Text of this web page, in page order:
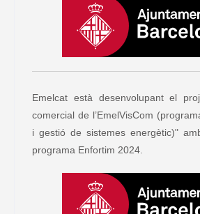
Emelcat està desenvolupant el
comercial de l’EmelVisCom
i gestió de sistemes energètic)"
programa Enfortim 2024.